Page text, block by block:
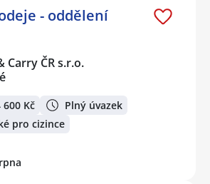
- oddělení
Carry ČR s.r.o.
600 Kč
Plný úvazek
pro cizince